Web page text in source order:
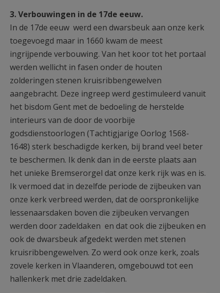
3. Verbouwingen in de 17de eeuw.
In de 17de eeuw werd een dwarsbeuk aan onze kerk
toegevoegd maar in 1660 kwam de meest
ingrijpende verbouwing. Van het koor tot het portaal
werden wellicht in fasen onder de houten
zolderingen stenen kruisribbengewelven
aangebracht. Deze ingreep werd gestimuleerd vanuit
het bisdom Gent met de bedoeling de herstelde
interieurs van de door de voorbije
godsdienstoorlogen (Tachtigjarige Oorlog 1568-
1648) sterk beschadigde kerken, bij brand veel beter
te beschermen. Ik denk dan in de eerste plaats aan
het unieke Bremserorgel dat onze kerk rijk was en is.
Ik vermoed dat in dezelfde periode de zijbeuken van
onze kerk verbreed werden, dat de oorspronkelijke
lessenaarsdaken boven die zijbeuken vervangen
werden door zadeldaken en dat ook die zijbeuken en
ook de dwarsbeuk afgedekt werden met stenen
kruisribbengewelven. Zo werd ook onze kerk, zoals
zovele kerken in Vlaanderen, omgebouwd tot een
hallenkerk met drie zadeldaken.